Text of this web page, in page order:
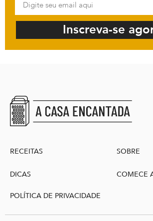
Inscreva-se
RECEITAS
DICAS
SOBRE
COMECE
POLÍTICA DE PRIVACIDADE